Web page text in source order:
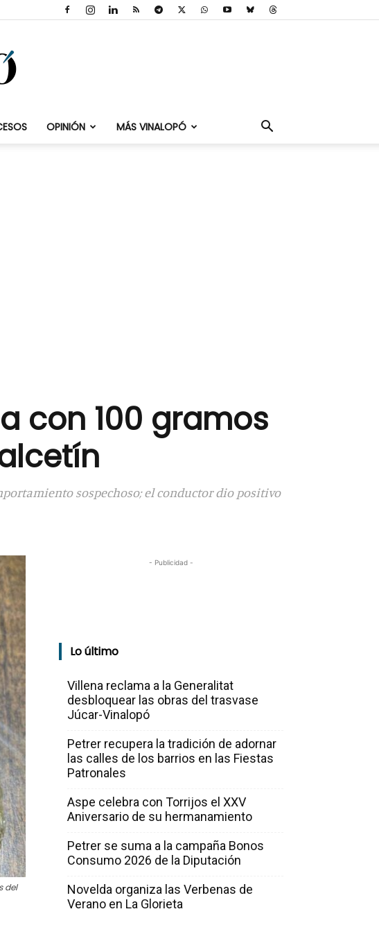
OPINIÓN MÁS VINALOPÓ
con 100 gramos
sospechoso; el conductor dio positivo
del
- Publicidad -
Lo último
Villena reclama a la Generalitat
desbloquear las obras del trasvase
Júcar-Vinalopó
Petrer recupera la tradición de adornar
las calles de los barrios en las Fiestas
Patronales
Aspe celebra con Torrijos el XXV
Aniversario de su hermanamiento
Petrer se suma a la campaña Bonos
Consumo 2026 de la Diputación
Novelda organiza las Verbenas de
Verano en La Glorieta